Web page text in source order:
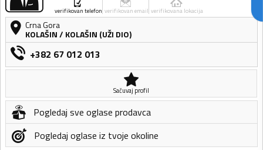
verifikovan telefon verifikovan email verifikovana lokacija
Crna Gora
KOLAŠIN/ KOLAŠIN (UŽI DIO)
+382 67 012 013
Sačuvaj profil
Pogledaj sve oglase prodavca
Pogledaj oglase iz tvoje okoline